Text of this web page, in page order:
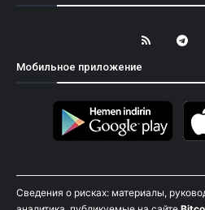
Мобильное приложение
Сведения о рисках: материалы,